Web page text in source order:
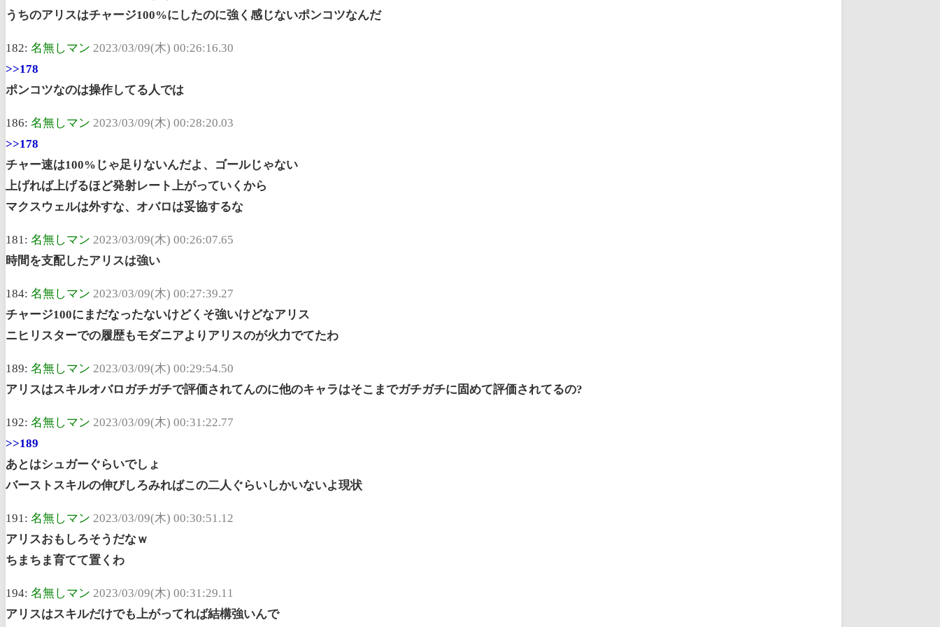
うちのアリスはチャージ100%にしたのに強く感じないポンコツなんだ
182: 名無しマン 2023/03/09(木) 00:26:16.30
>>178
ポンコツなのは操作してる人では
186: 名無しマン 2023/03/09(木) 00:28:20.03
>>178
チャー速は100%じゃ足りないんだよ、ゴールじゃない
上げれば上げるほど発射レート上がっていくから
マクスウェルは外すな、オバロは妥協するな
181: 名無しマン 2023/03/09(木) 00:26:07.65
時間を支配したアリスは強い
184: 名無しマン 2023/03/09(木) 00:27:39.27
チャージ100にまだなったないけどくそ強いけどなアリス
ニヒリスターでの履歴もモダニアよりアリスのが火力でてたわ
189: 名無しマン 2023/03/09(木) 00:29:54.50
アリスはスキルオバロガチガチで評価されてんのに他のキャラはそこまでガチガチに固めて評価されてるの?
192: 名無しマン 2023/03/09(木) 00:31:22.77
>>189
あとはシュガーぐらいでしょ
バーストスキルの伸びしろみればこの二人ぐらいしかいないよ現状
191: 名無しマン 2023/03/09(木) 00:30:51.12
アリスおもしろそうだなｗ
ちまちま育てて置くわ
194: 名無しマン 2023/03/09(木) 00:31:29.11
アリスはスキルだけでも上がってれば結構強いんで